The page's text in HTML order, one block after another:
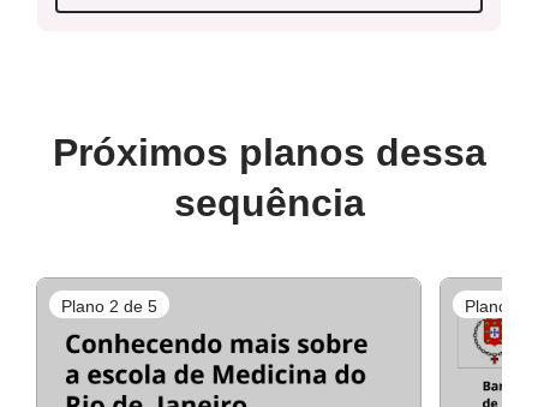
Próximos planos dessa
sequência
Plano 2 de 5 Plano 3